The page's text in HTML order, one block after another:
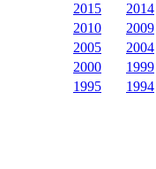
2015
2014
2010
2009
2005
2004
2000
1999
1995
1994